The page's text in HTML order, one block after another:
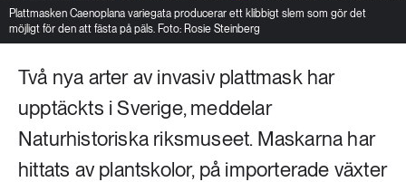
Plattmasken Caenoplana variegata producerar ett klibbigt slem som gör det
möjligt för den att fästa på päls. Foto: Rosie Steinberg
Två nya arter av invasiv plattmask har
upptäckts i Sverige, meddelar
Naturhistoriska riksmuseet. Maskarna har
hittats av plantskolor, på importerade växter